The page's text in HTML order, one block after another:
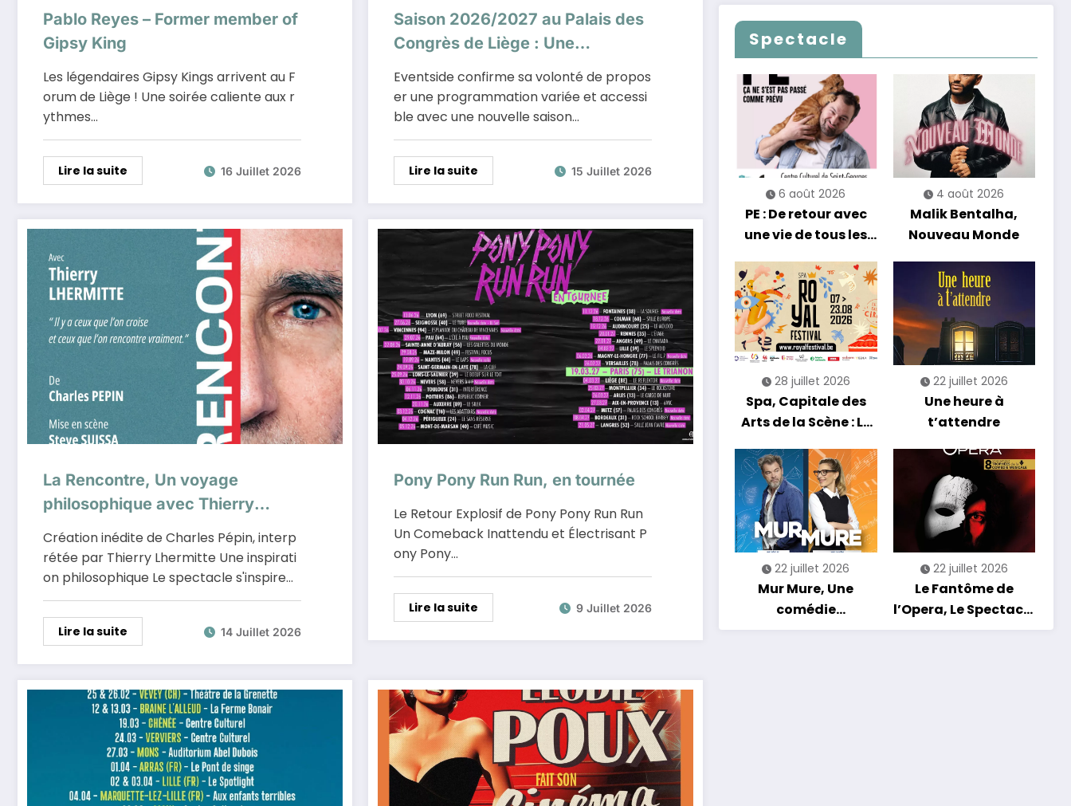
Pablo Reyes – Former member of
Gipsy King
Les légendaires Gipsy Kings arrivent au F
orum de Liège ! Une soirée caliente aux r
ythmes…
Lire la suite 16 Juillet 2026
Saison 2026/2027 au Palais des
Congrès de Liège : Une
programmation éclectique et
émotionnelle
Eventside confirme sa volonté de propos
er une programmation variée et accessi
ble avec une nouvelle saison…
Lire la suite 15 Juillet 2026
La Rencontre, Un voyage
philosophique avec Thierry
Lhermitte
Création inédite de Charles Pépin, interp
rétée par Thierry Lhermitte Une inspirati
on philosophique Le spectacle s'inspire…
Lire la suite 14 Juillet 2026
Pony Pony Run Run, en tournée
Le Retour Explosif de Pony Pony Run Run
Un Comeback Inattendu et Électrisant P
ony Pony…
Lire la suite 9 Juillet 2026
Les Nuits
Francofolies au
célèbrent le temps
nostalgie
Spectacle
6 août 2026
PE : De retour avec
une vie de tous les
4 août 2026
Malik Bentalha,
Nouveau Monde
28 juillet 2026
Spa, Capitale des
Arts de la Scène : Le
est Lancé !
22 juillet 2026
Une heure à
t’attendre
22 juillet 2026
Mur Mure, Une
comédie
romantique en
22 juillet 2026
Le Fantôme de
l’Opera, Le Spectacle
Musical